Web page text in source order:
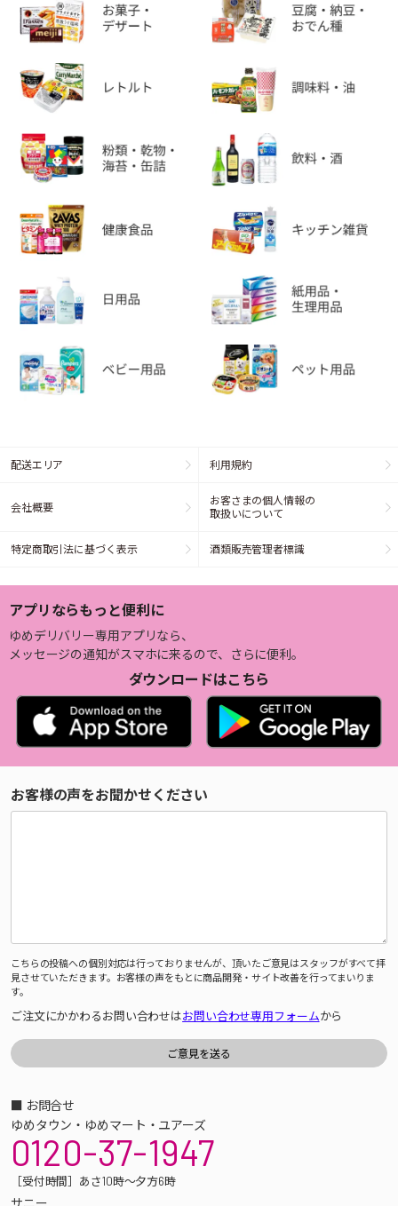
配送エリア 利用規約
会社概要
お客さまの個人情報の
取扱いについて
特定商取引法に基づく表示 酒類販売管理者標識
アプリならもっと便利に
ゆめデリバリー専用アプリなら、
メッセージの通知がスマホに来るので、さらに便利。
ダウンロードはこちら
お客様の声をお聞かせください
こちらの投稿への個別対応は行っておりませんが、頂いたご意見はスタッフがすべて拝
見させていただきます。お客様の声をもとに商品開発・サイト改善を行ってまいりま
す。
ご注文にかかわるお問い合わせはお問い合わせ専用フォームから
■ お問合せ
ゆめタウン・ゆめマート・ユアーズ
0120-37-1947
［受付時間］あさ10時～夕方6時
サニー